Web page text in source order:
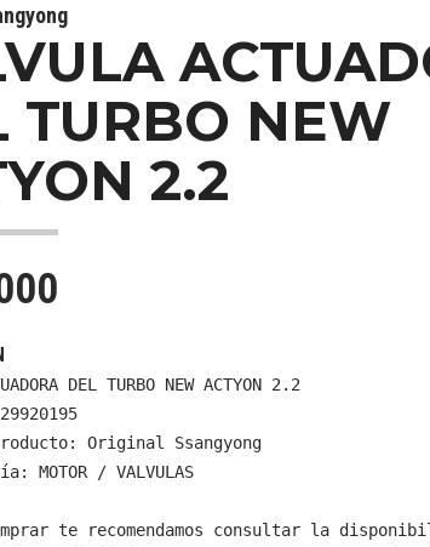
TURBO NEW
2.2
DEL TURBO NEW ACTYON 2.2
Original Ssangyong
MOTOR / VALVULAS
te recomendamos consultar la